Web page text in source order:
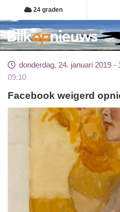
Overslaan
en
naar
de
gaan
24 graden
donderdag, 24. januari 2019 -
09:10
Facebook weigerd